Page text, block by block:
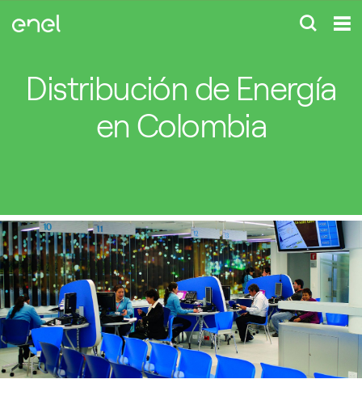
Distribución de Energía
en Colombia